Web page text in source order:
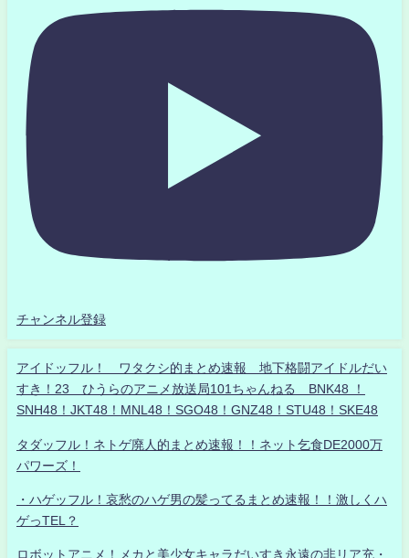
チャンネル登録
アイドッフル！ ワタクシ的まとめ速報 地下格闘アイドルだい
すき！23 ひうらのアニメ放送局101ちゃんねる BNK48 ！
SNH48！JKT48！MNL48！SGO48！GNZ48！STU48！SKE48
タダッフル！ネトゲ廃人的まとめ速報！！ネット乞食DE2000万
パワーズ！
・ハゲッフル！哀愁のハゲ男の髪ってるまとめ速報！！激しくハ
ゲっTEL？
ロボットアニメ！メカと美少女キャラだいすき永遠の非リア充・